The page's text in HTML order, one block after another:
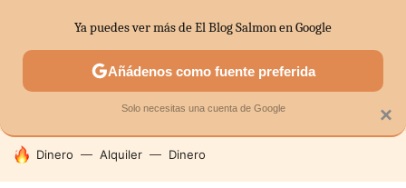
SECTORES ECONOMÍA DOMÉSTICA MERCADOS
HOY SE HABLA DE
Dinero Alquiler Dinero
×
Ya puedes ver más de El Blog Salmon en Google
Añádenos como fuente preferida
Solo necesitas una cuenta de Google